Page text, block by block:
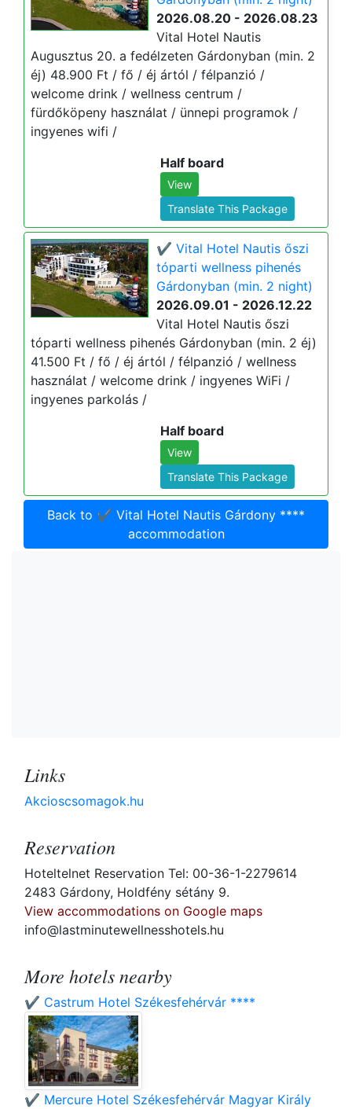
2026.08.20 - 2026.08.23
Vital Hotel Nautis
Augusztus 20. a fedélzeten Gárdonyban (min. 2
éj) 48.900 Ft / fő / éj ártól / félpanzió /
welcome drink / wellness centrum /
fürdőköpeny használat / ünnepi programok /
ingyenes wifi /
Half board
View
Translate This Package
✔️ Vital Hotel Nautis őszi
tóparti wellness pihenés
Gárdonyban (min. 2 night)
2026.09.01 - 2026.12.22
Vital Hotel Nautis őszi
tóparti wellness pihenés Gárdonyban (min. 2 éj)
41.500 Ft / fő / éj ártól / félpanzió / wellness
használat / welcome drink / ingyenes WiFi /
ingyenes parkolás /
Half board
View
Translate This Package
Back to ✔️ Vital Hotel Nautis Gárdony ****
accommodation
Links
Akcioscsomagok.hu
Reservation
Hoteltelnet Reservation Tel: 00-36-1-2279614
2483 Gárdony, Holdfény sétány 9.
View accommodations on Google maps
info@lastminutewellnesshotels.hu
More hotels nearby
✔️ Castrum Hotel Székesfehérvár ****
✔️ Mercure Hotel Székesfehérvár Magyar Király